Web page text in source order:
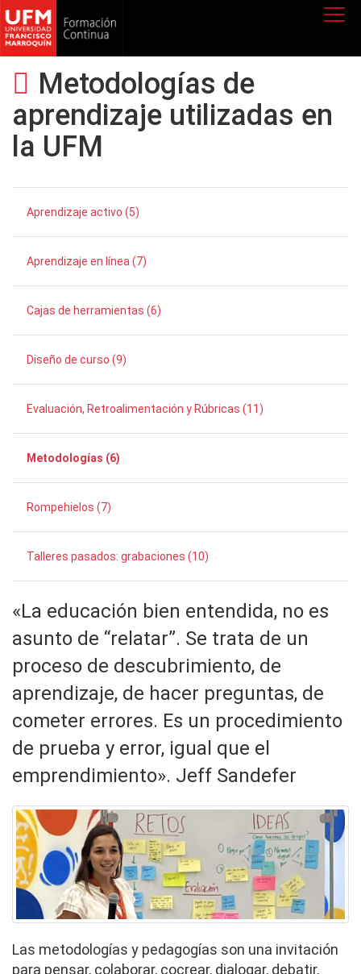
Metodologías de
aprendizaje utilizadas en
la UFM
Aprendizaje activo (5)
Aprendizaje en línea (7)
Cajas de herramientas (6)
Diseño de curso (9)
Evaluación, Retroalimentación y Rúbricas (11)
Metodologías (6)
Rompehielos (7)
Talleres pasados: grabaciones (10)
«La educación bien entendida, no es
asunto de “relatar”. Se trata de un
proceso de descubrimiento, de
aprendizaje, de hacer preguntas, de
cometer errores. Es un procedimiento
de prueba y error, igual que el
emprendimiento». Jeff Sandefer
Las metodologías y pedagogías son una invitación
para pensar, colaborar, cocrear, dialogar, debatir,